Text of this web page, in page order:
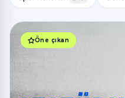
Öne çıkan